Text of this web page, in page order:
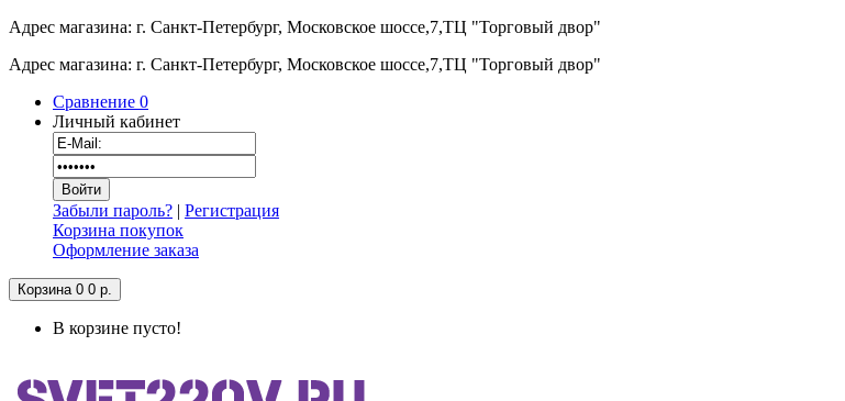
Адрес магазина: г. Санкт-Петербург, Московское шоссе,7,ТЦ "Торговый двор"
Адрес магазина: г. Санкт-Петербург, Московское шоссе,7,ТЦ "Торговый двор"
Сравнение 0
Личный кабинет
Забыли пароль? | Регистрация
Корзина покупок
Оформление заказа
Корзина 0 0 р.
В корзине пусто!